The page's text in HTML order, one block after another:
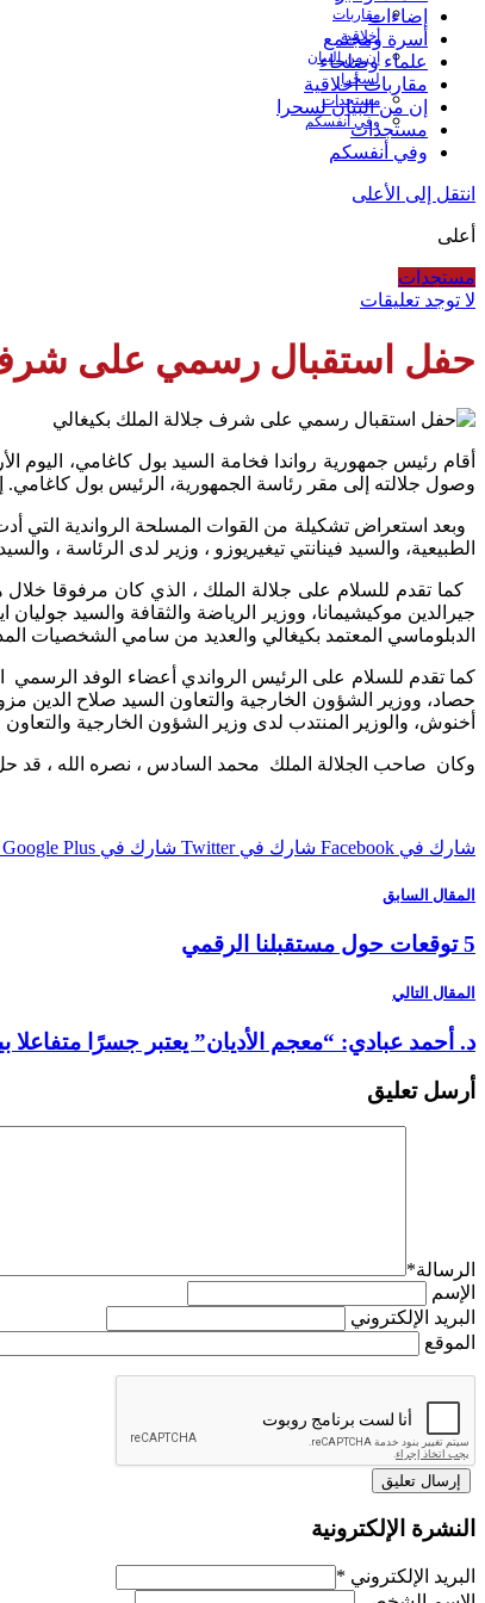
مقاربات
أخلاقية
إن من البيان
لسحرا
مستجدات
وفي أنفسكم
إضاءات
أسرة ومجتمع
علماء وصلحاء
مقاربات أخلاقية
إن من البيان لسحرا
مستجدات
وفي أنفسكم
انتقل إلى الأعلى
أعلى
مستجدات
لا توجد تعليقات
حفل استقبال رسمي على شرف
أقام رئيس جمهورية رواندا فخامة السيد بول كاغامي،
وصول جلالته إلى مقر رئاسة الجمهورية، الرئيس بول كاغامي.
وبعد استعراض تشكيلة من القوات المسلحة الرواندية التي
الطبيعية، والسيد فينانتي تيغيريوزو ، وزير لدى الرئاسة ،
كما تقدم للسلام على جلالة الملك ، الذي كان مرفوقا
جيرالدين موكيشيمانا، ووزير الرياضة والثقافة والسيد
الدبلوماسي المعتمد بكيغالي والعديد من سامي الشخصيات
كما تقدم للسلام على الرئيس الرواندي أعضاء الوفد الرسمي
حصاد، ووزير الشؤون الخارجية والتعاون السيد صلاح الدين
أخنوش، والوزير المنتدب لدى وزير الشؤون الخارجية
وكان صاحب الجلالة الملك محمد السادس ، نصره الله ، قد
شارك في Facebook شارك في Twitter شارك في Google Plus
المقال السابق
5 توقعات حول مستقبلنا الرقمي
المقال التالي
د. أحمد عبادي: “معجم الأديان” يعتبر جسرًا متفاعلا
أرسل تعليق
الرسالة*
الإسم
البريد الإلكتروني
الموقع
النشرة الإلكترونية
البريد الإلكتروني *